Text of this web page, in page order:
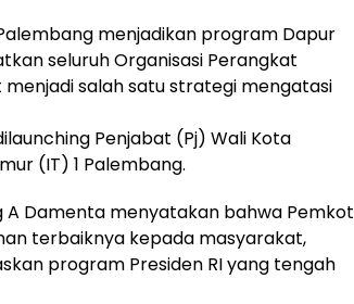
menjadikan program Dapur
seluruh Organisasi Perangkat
salah satu strategi mengatasi
Penjabat (Pj) Wali Kota
(IT) 1 Palembang.
Damenta menyatakan bahwa Pemkot
terbaiknya kepada masyarakat,
program Presiden RI yang tengah